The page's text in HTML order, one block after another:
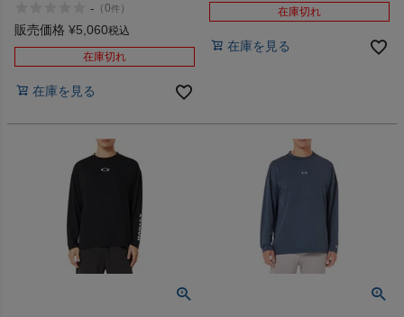
もっと見る
ヨガ
キャンプ・フェス
Practice L/S Crew
- （0件 ）
販売価格 ¥5,060税込
在庫切れ
在庫を見る
在庫切れ
在庫を見る